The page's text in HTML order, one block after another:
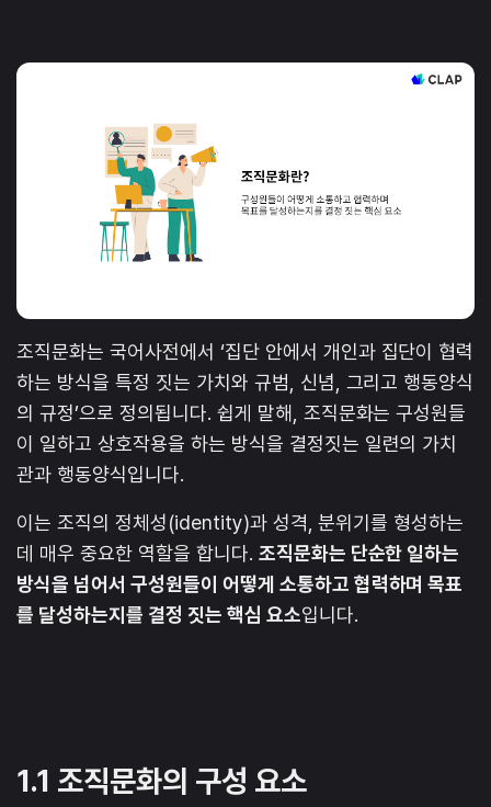
조직문화는 국어사전에서 ‘집단 안에서 개인과 집단이 협력
하는 방식을 특정 짓는 가치와 규범, 신념, 그리고 행동양식
의 규정’으로 정의됩니다. 쉽게 말해, 조직문화는 구성원들
이 일하고 상호작용을 하는 방식을 결정짓는 일련의 가치
관과 행동양식입니다.
이는 조직의 정체성(identity)과 성격, 분위기를 형성하는
데 매우 중요한 역할을 합니다. 조직문화는 단순한 일하는
방식을 넘어서 구성원들이 어떻게 소통하고 협력하며 목표
를 달성하는지를 결정 짓는 핵심 요소입니다.
1.1 조직문화의 구성 요소